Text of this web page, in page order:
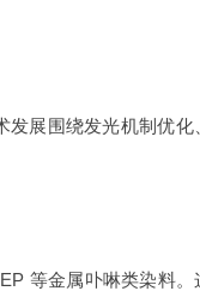
展围绕发光机制优
等金属卟啉类染料